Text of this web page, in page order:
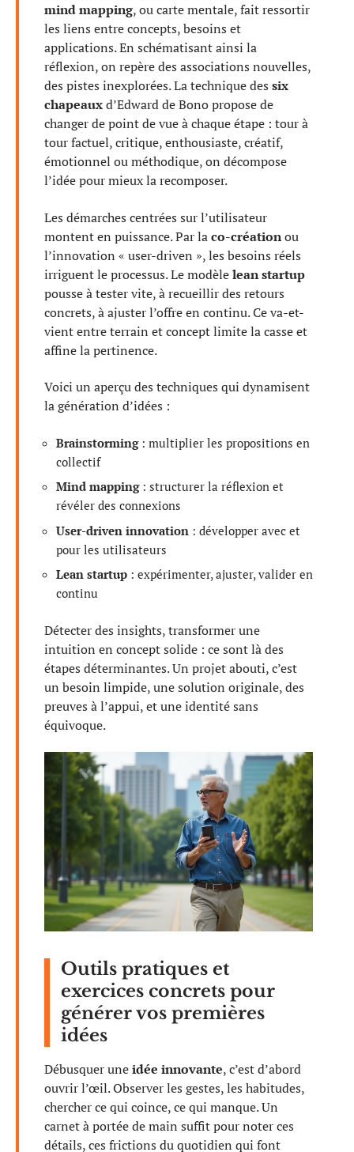
mind mapping, ou carte mentale, fait ressortir
les liens entre concepts, besoins et
applications. En schématisant ainsi la
réflexion, on repère des associations nouvelles,
des pistes inexplorées. La technique des six
chapeauxd’Edward de Bono propose de
changer de point de vue à chaque étape : tour à
tour factuel, critique, enthousiaste, créatif,
émotionnel ou méthodique, on décompose
l’idée pour mieux la recomposer.
Les démarches centrées sur l’utilisateur
montent en puissance. Par laco-créationou
l’innovation « user-driven », les besoins réels
irriguent le processus. Le modèlelean startup
pousse à tester vite, à recueillir des retours
concrets, à ajuster l’offre en continu. Ce va-et-
vient entre terrain et concept limite la casse et
affine la pertinence.
Voici un aperçu des techniques qui dynamisent
la génération d’idées :
Brainstorming: multiplier les propositions en
collectif
Mind mapping: structurer la réflexion et
révéler des connexions
User-driven innovation : développer avec et
pour les utilisateurs
Lean startup : expérimenter, ajuster, valider en
continu
Détecter des insights, transformer une
intuition en concept solide : ce sont là des
étapes déterminantes. Un projet abouti, c’est
un besoin limpide, une solution originale, des
preuves à l’appui, et une identité sans
équivoque.
Outils pratiques et
exercices concrets pour
générer vos premières
idées
Débusquer uneidée innovante, c’est d’abord
ouvrir l’œil. Observer les gestes, les habitudes,
chercher ce qui coince, ce qui manque. Un
carnet à portée de main suffit pour noter ces
détails, ces frictions du quotidien qui font